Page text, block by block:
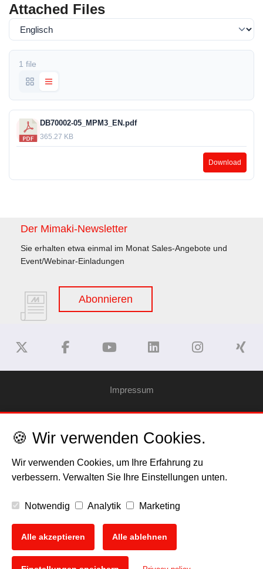
Attached Files
1 file
DB70002-05_MPM3_EN.pdf
365.27 KB
Download
Der Mimaki-Newsletter
Sie erhalten etwa einmal im Monat Sales-Angebote und
Event/Webinar-Einladungen
Abonnieren
Impressum
Cookies
🍪 Wir verwenden Cookies.
Wir verwenden Cookies, um Ihre Erfahrung zu
verbessern. Verwalten Sie Ihre Einstellungen unten.
Notwendig Analytik Marketing
Alle akzeptieren Alle ablehnen